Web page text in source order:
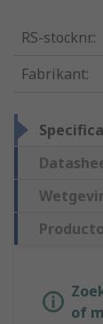
RS-stocknr.:
Fabrikant:
of